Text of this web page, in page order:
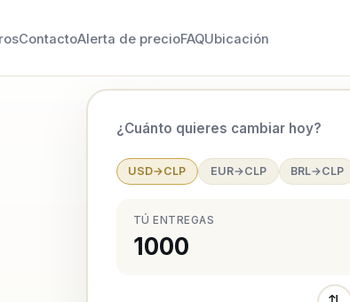
ContactoAlerta de precioFAQUbicación
¿Cuánto quieres cambiar hoy?
USD→CLP EUR→CLP BRL→CLP
TÚ ENTREGAS